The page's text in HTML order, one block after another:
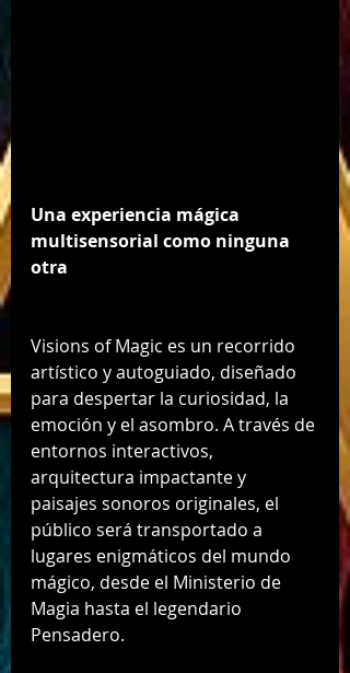
Una experiencia mágica
multisensorial como ninguna
otra
Visions of Magic es un recorrido
artístico y autoguiado, diseñado
para despertar la curiosidad, la
emoción y el asombro. A través de
entornos interactivos,
arquitectura impactante y
paisajes sonoros originales, el
público será transportado a
lugares enigmáticos del mundo
mágico, desde el Ministerio de
Magia hasta el legendario
Pensadero.